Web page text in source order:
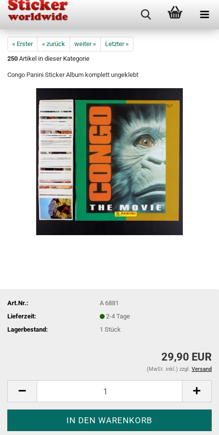
« Erster « zurück weiter »
Letzter »
250 Artikel in dieser Kategorie
Congo Panini Sticker Album komplett ungeklebt
Art.Nr.:
A 6881
Lieferzeit:
2-4 Tage
Lagerbestand:
1Stück
29,90 EUR
(MwSt. inkl.) zzgl. Versand